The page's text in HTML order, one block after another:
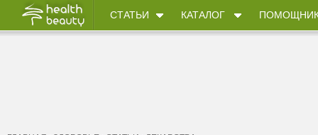
СТАТЬИ КАТАЛОГ